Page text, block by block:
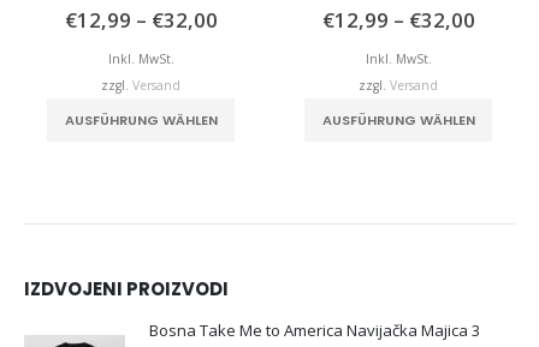
5.00 von 5
€12,99 – €32,00Preisspanne:
Inkl. MwSt.
zzgl. Versand
AUSFÜHRUNG WÄHLEN
0von 5
€12,99 – €32,00
Inkl. MwSt.
zzgl. Versand
AUSFÜHRUNG WÄHLEN
IZDVOJENI PROIZVODI
Bosna Take Me to America Navijačka Majica 3